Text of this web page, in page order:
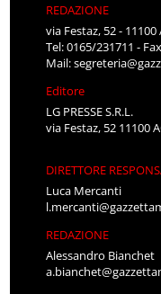
REDAZIONE
via Festaz, 52 - 11100
Tel: 0165/231711 -
Mail:
Editore
LG PRESSE S.R.L.
via Festaz, 52 11100
DIRETTORE
Luca Mercanti
REDAZIONE
Alessandro Bianchet